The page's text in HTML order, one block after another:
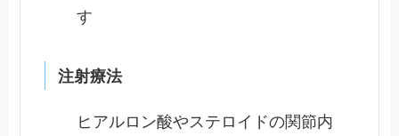
す
注射療法
ヒアルロン酸やステロイドの関節内